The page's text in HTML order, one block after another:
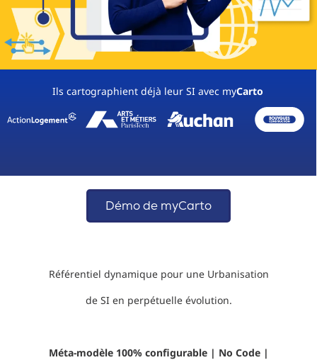
Ils cartographient déjà leur SI avec myCarto
Démo de myCarto
Référentiel dynamique pour une Urbanisation
de SI en perpétuelle évolution.
Méta-modèle 100% configurable | No Code |